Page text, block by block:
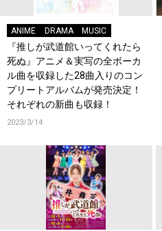
ANIME DRAMA MUSIC
『推しが武道館いってくれたら
死ぬ』アニメ＆実写の全ボーカ
ル曲を収録した28曲入りのコン
プリートアルバムが発売決定！
それぞれの新曲も収録！
2023/3/14